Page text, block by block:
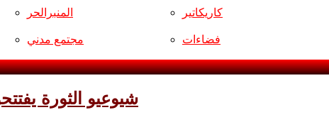
المنبرالحر
مجتمع مدني
كاريكاتير
فضاءات
شيوعيو الثورة